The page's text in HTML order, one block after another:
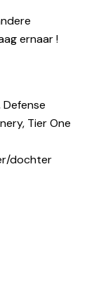
ernaar !
Tier One
dochter